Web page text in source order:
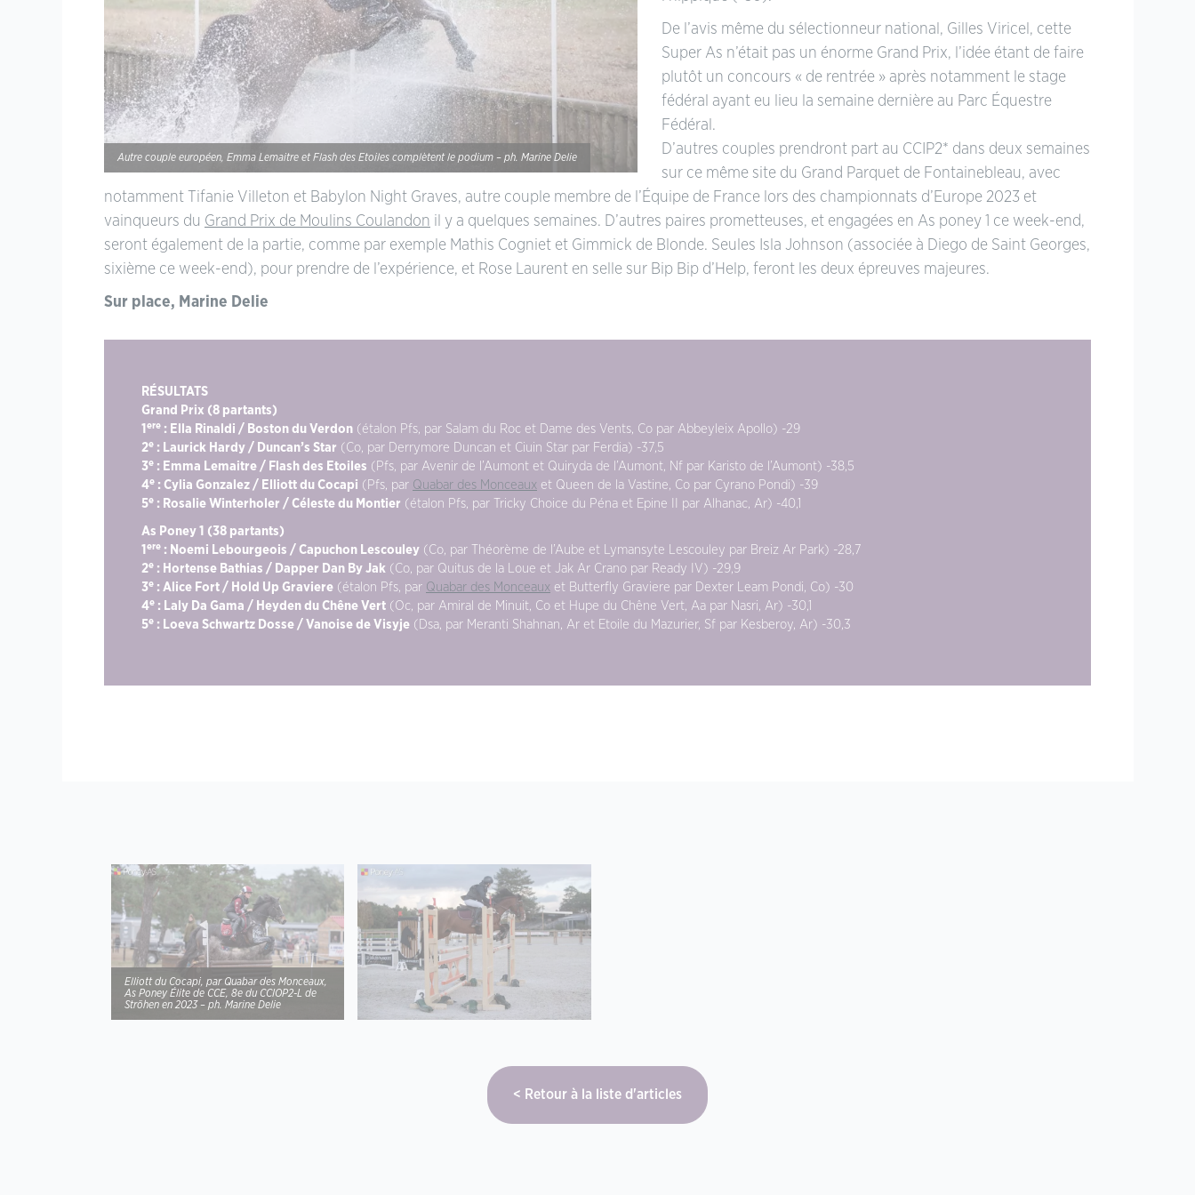
Autre couple européen, Emma Lemaitre et Flash des Etoiles complètent le podium – ph. Marine Delie
De l’avis même du sélectionneur national, Gilles Viricel, cette
Super As n’était pas un énorme Grand Prix, l’idée étant de faire
plutôt un concours « de rentrée » après notamment le stage
fédéral ayant eu lieu la semaine dernière au Parc Équestre
Fédéral.
D’autres couples prendront part au CCIP2* dans deux semaines
sur ce même site du Grand Parquet de Fontainebleau, avec
notamment Tifanie Villeton et Babylon Night Graves, autre couple membre de l’Équipe de France lors des championnats d’Europe 2023 et
vainqueurs du Grand Prix de Moulins Coulandon il y a quelques semaines. D’autres paires prometteuses, et engagées en As poney 1 ce week-end,
seront également de la partie, comme par exemple Mathis Cogniet et Gimmick de Blonde. Seules Isla Johnson (associée à Diego de Saint Georges,
sixième ce week-end), pour prendre de l’expérience, et Rose Laurent en selle sur Bip Bip d’Help, feront les deux épreuves majeures.
Sur place, Marine Delie
RÉSULTATS
Grand Prix (8 partants)
1 ere : Ella Rinaldi / Boston du Verdon (étalon Pfs, par Salam du Roc et Dame des Vents, Co par Abbeyleix Apollo) -29
2e : Laurick Hardy / Duncan’s Star (Co, par Derrymore Duncan et Ciuin Star par Ferdia) -37,5
3e : Emma Lemaitre / Flash des Etoiles (Pfs, par Avenir de l’Aumont et Quiryda de l’Aumont, Nf par Karisto de l’Aumont) -38,5
4e : Cylia Gonzalez / Elliott du Cocapi (Pfs, par Quabar des Monceaux et Queen de la Vastine, Co par Cyrano Pondi) -39
5e : Rosalie Winterholer / Céleste du Montier (étalon Pfs, par Tricky Choice du Péna et Epine II par Alhanac, Ar) -40,1
As Poney 1 (38 partants)
1 ere : Noemi Lebourgeois / Capuchon Lescouley (Co, par Théorème de l’Aube et Lymansyte Lescouley par Breiz Ar Park) -28,7
2e : Hortense Bathias / Dapper Dan By Jak (Co, par Quitus de la Loue et Jak Ar Crano par Ready IV) -29,9
3e : Alice Fort / Hold Up Graviere (étalon Pfs, par Quabar des Monceaux et Butterfly Graviere par Dexter Leam Pondi, Co) -30
4e : Laly Da Gama / Heyden du Chêne Vert (Oc, par Amiral de Minuit, Co et Hupe du Chêne Vert, Aa par Nasri, Ar) -30,1
5e : Loeva Schwartz Dosse / Vanoise de Visyje (Dsa, par Meranti Shahnan, Ar et Etoile du Mazurier, Sf par Kesberoy, Ar) -30,3
Elliott du Cocapi, par Quabar des Monceaux,
As Poney Élite de CCE, 8e du CCIOP2-L de
Ströhen en 2023 – ph. Marine Delie
Retour à la liste d'articles